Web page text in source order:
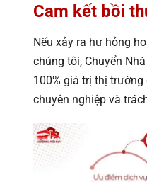
Cam kết bồi
Nếu xảy ra hư hỏng
chúng tôi, Chuyển
100% giá trị thị
chuyên nghiệp và